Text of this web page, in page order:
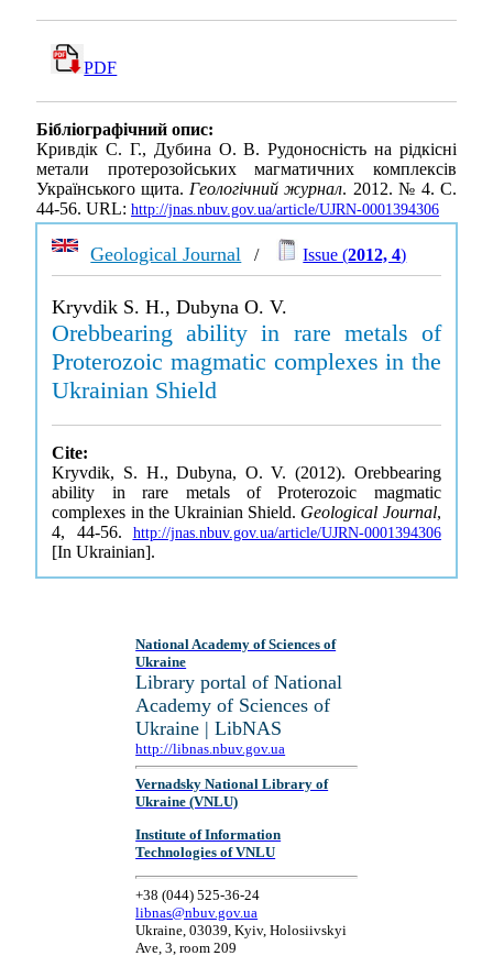
PDF
Бібліографічний опис:
Кривдік С. Г., Дубина О. В. Рудоносність на рідкісні
метали протерозойських магматичних комплексів
Українського щита.Геологічний журнал. 2012. № 4. С.
44-56. URL: http://jnas.nbuv.gov.ua/article/UJRN-0001394306
Geological Journal / Issue (2012, 4)
Kryvdik S. H., Dubyna O. V.
Orebbearing ability in rare metals of
Proterozoic magmatic complexes in the
Ukrainian Shield
Cite:
Kryvdik, S. H., Dubyna, O. V. (2012). Orebbearing
ability in rare metals of Proterozoic magmatic
complexes in the Ukrainian Shield. Geological Journal,
4, 44-56. http://jnas.nbuv.gov.ua/article/UJRN-0001394306
[In Ukrainian].
National Academy of Sciences of
Ukraine
Library portal of National
Academy of Sciences of
Ukraine | LibNAS
http://libnas.nbuv.gov.ua
Vernadsky National Library of
Ukraine (VNLU)
Institute of Information
Technologies of VNLU
+38 (044) 525-36-24
libnas@nbuv.gov.ua
Ukraine, 03039, Kyiv, Holosiivskyi
Ave, 3, room 209